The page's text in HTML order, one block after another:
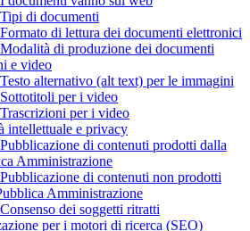
di documenti
di lettura dei documenti elettronici
di produzione dei documenti
e video
alternativo (alt text) per le immagini
per i video
per i video
intellettuale e privacy
di contenuti prodotti dalla
Amministrazione
di contenuti non prodotti
Amministrazione
dei soggetti ritratti
per i motori di ricerca (SEO)